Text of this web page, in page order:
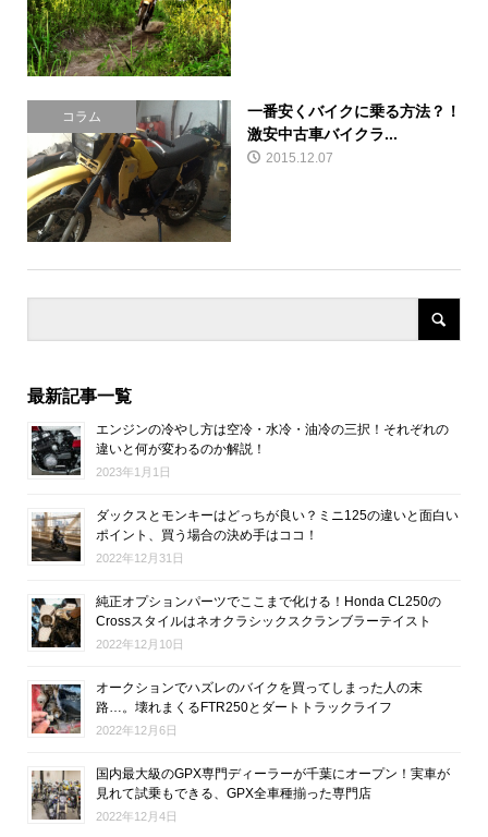
コラム
一番安くバイクに乗る方法？！
激安中古車バイクラ...
2015.12.07
最新記事一覧
エンジンの冷やし方は空冷・水冷・油冷の三択！それぞれの
違いと何が変わるのか解説！
2023年1月1日
ダックスとモンキーはどっちが良い？ミニ125の違いと面白い
ポイント、買う場合の決め手はココ！
2022年12月31日
純正オプションパーツでここまで化ける！Honda CL250の
Crossスタイルはネオクラシックスクランブラーテイスト
2022年12月10日
オークションでハズレのバイクを買ってしまった人の末
路…。壊れまくるFTR250とダートトラックライフ
2022年12月6日
国内最大級のGPX専門ディーラーが千葉にオープン！実車が
見れて試乗もできる、GPX全車種揃った専門店
2022年12月4日